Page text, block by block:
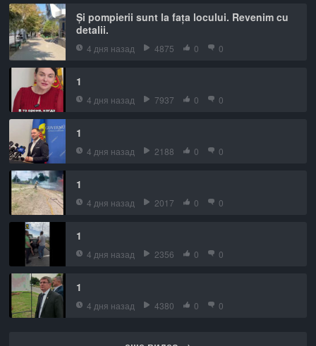
Și pompierii sunt la fața locului. Revenim cu
detalii.
4 дня назад 4875 0 0
1
4 дня назад 7937 0 0
1
4 дня назад 2188 0 0
1
4 дня назад 2017 0 0
1
4 дня назад 2356 0 0
1
4 дня назад 4380 0 0